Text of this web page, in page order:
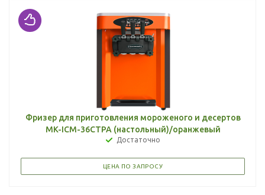
Фризер для приготовления мороженого и десертов
MK-ICM-36CTPA (настольный)/оранжевый
Достаточно
ЦЕНА ПО ЗАПРОСУ